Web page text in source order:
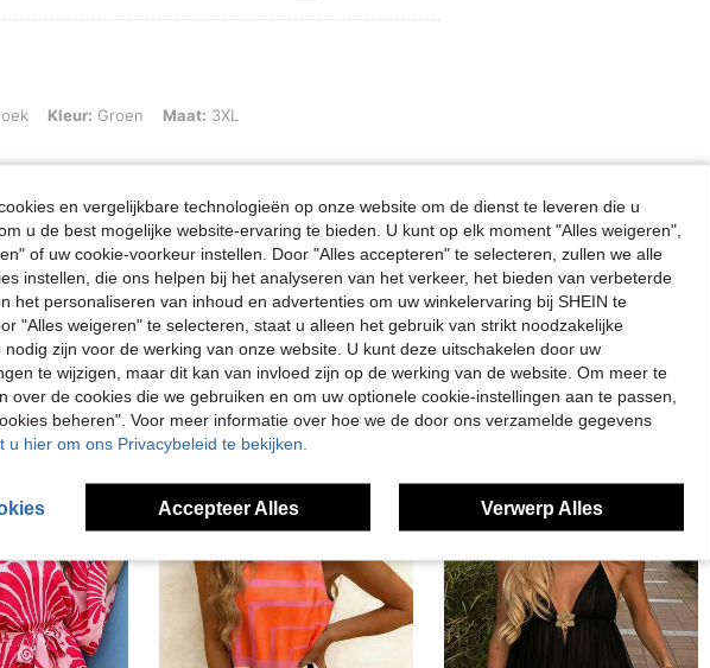
Groen, Maat: 3XL
Kleur: Groen Maat: 3XL
Nuttig (0)
Bekijken
en vergelijkbare technologieën op onze website om de dienst te leveren die u
u de best mogelijke website-ervaring te bieden. U kunt op elk moment "Alles weigeren",
of uw cookie-voorkeur instellen. Door "Alles accepteren" te selecteren, zullen we alle
instellen, die ons helpen bij het analyseren van het verkeer, het bieden van verbeterde
het personaliseren van inhoud en advertenties om uw winkelervaring bij SHEIN te
"Alles weigeren" te selecteren, staat u alleen het gebruik van strikt noodzakelijke
nodig zijn voor de werking van onze website. U kunt deze uitschakelen door uw
te wijzigen, maar dit kan van invloed zijn op de werking van de website. Om meer te
over de cookies die we gebruiken en om uw optionele cookie-instellingen aan te passen,
beheren". Voor meer informatie over hoe we de door ons verzamelde gegevens
u hier om ons Privacybeleid te bekijken.
Accepteer Alles Verwerp Alles